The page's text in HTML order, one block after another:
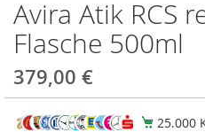
Avira Atik RCS
Flasche 500ml
379,00 €
25.000
Zum
Anfang
der
springen